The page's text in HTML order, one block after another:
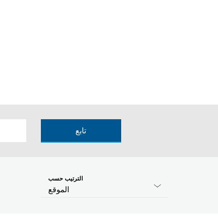
تابع
الموقع
الترتيب حسب